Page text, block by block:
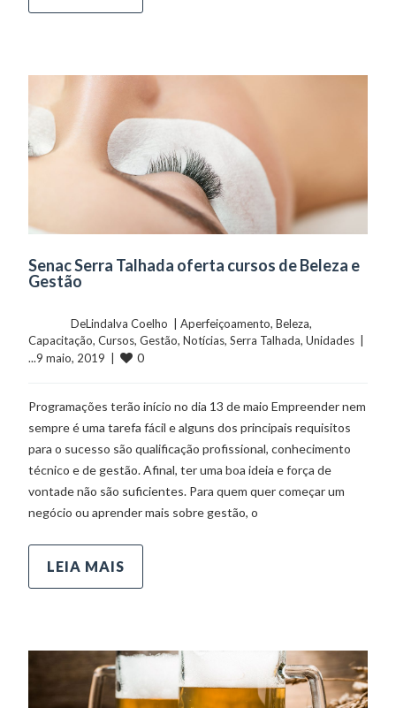
Senac Serra Talhada oferta cursos de Beleza e
Gestão
	    	DeLindalva Coelho  |
Aperfeiçoamento, Beleza
Capacitação, Cursos, Gestão, Notícias, Serra Talhada, Unidades
...9 maio, 2019  |
0
Programações terão início no dia 13 de maio Empreender nem
sempre é uma tarefa fácil e alguns dos principais requisitos
para o sucesso são qualificação profissional, conhecimento
técnico e de gestão. Afinal, ter uma boa ideia e força de
vontade não são suficientes. Para quem quer começar um
negócio ou aprender mais sobre gestão, o
LEIA MAIS